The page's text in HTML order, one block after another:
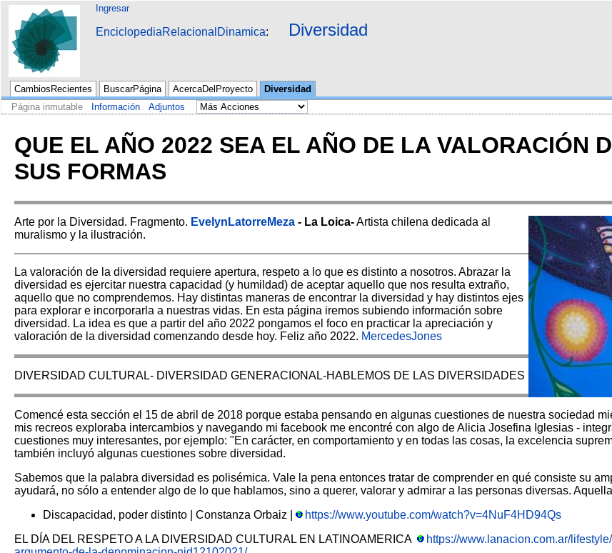
Ingresar
EnciclopediaRelacionalDinamica Diversidad
CambiosRecientes BuscarPágina AcercaDelProyecto
Diversidad
Página inmutable
Información Adjuntos
QUE EL AÑO 2022 SEA EL AÑO DE LA VALORACIÓN
SUS FORMAS
Arte por la Diversidad. Fragmento. EvelynLatorreMeza - La Loica-Artista chilena dedicada al
muralismo y la ilustración.
La valoración de la diversidad requiere apertura, respeto a lo que es distinto a nosotros. Abrazar la
diversidad es ejercitar nuestra capacidad (y humildad) de aceptar aquello que nos resulta extraño,
aquello que no comprendemos. Hay distintas maneras de encontrar la diversidad y hay distintos ejes
para explorar e incorporarla a nuestras vidas. En esta página iremos subiendo información sobre
diversidad. La idea es que a partir del año 2022 pongamos el foco en practicar la apreciación y
valoración de la diversidad comenzando desde hoy. Feliz año 2022. MercedesJones
DIVERSIDAD CULTURAL- DIVERSIDAD GENERACIONAL-HABLEMOS DE LAS DIVERSIDADES
Comencé esta sección el 15 de abril de 2018 porque estaba pensando en algunas cuestiones de nuestra sociedad
mis recreos exploraba intercambios y navegando mi facebook me encontré con algo de Alicia Josefina Iglesias -
cuestiones muy interesantes, por ejemplo: "En carácter, en comportamiento y en todas las cosas, la excelencia
también incluyó algunas cuestiones sobre diversidad.
Sabemos que la palabra diversidad es polisémica. Vale la pena entonces tratar de comprender en qué consiste su
ayudará, no sólo a entender algo de lo que hablamos, sino a querer, valorar y admirar a las personas diversas.
Discapacidad, poder distinto | Constanza Orbaiz |
https://www.youtube.com/watch?v=4NuF4HD94Qs
EL DÍA DEL RESPETO A LA DIVERSIDAD CULTURAL EN LATINOAMERICA
https://www.lanacion.com.ar/